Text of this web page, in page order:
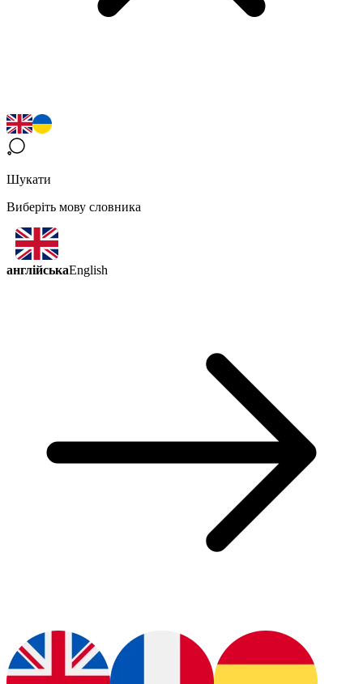
Шукати
Виберіть мову словника
англійськаEnglish